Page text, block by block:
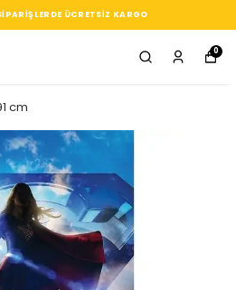
TARZINA DAIR KÜÇÜK BIR IMZA
0
cm